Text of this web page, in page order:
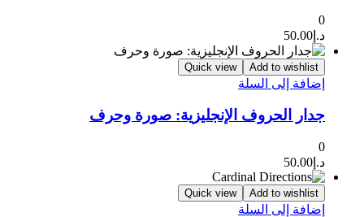
0
د.إ 50.00
Add to wishlist
Quick view
إضافة إلى السلة
جدار الحروف الإنجليزية: صورة وحرف
0
د.إ 50.00
Add to wishlist
Quick view
إضافة إلى السلة